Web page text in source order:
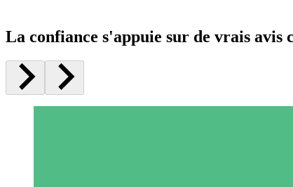
La confiance s'appuie sur de vrais avis